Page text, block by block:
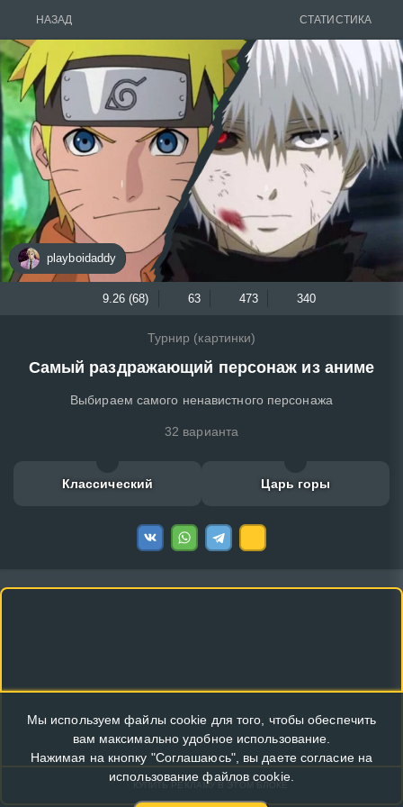
НАЗАД СТАТИСТИКА
playboidaddy
9.26 (68) 63 473 340
Турнир (картинки)
Самый раздражающий персонаж из аниме
Выбираем самого ненавистного персонажа
32 варианта
Классический Царь горы
КУПИТЬ РЕКЛАМУ В ЭТОМ БЛОКЕ
Мы используем файлы cookie для того, чтобы обеспечить
вам максимально удобное использование.
Нажимая на кнопку "Соглашаюсь", вы даете согласие на
использование файлов cookie.